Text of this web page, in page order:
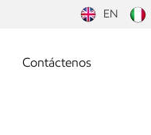
EN
Contáctenos